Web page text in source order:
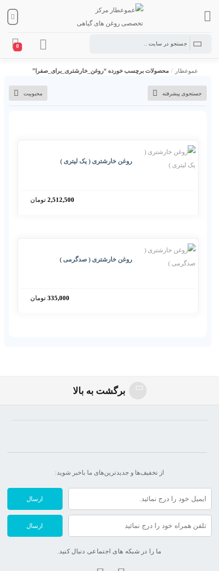
0
جستجوی پیشرفته محبوبیت
عموعطار / محصولات برچسب خورده “روغن_خارشتری_برای_صفرا”
روغن خارشتری ( یک لیتری )
2,512,500 تومان
روغن خارشتری ( صدگرمی )
335,000 تومان
برگشت به بالا
از تخفیف‌ها و جدیدترین‌های ما‌ باخبر شوید:
ارسال
ارسال
ما را در شبکه های اجتماعی دنبال کنید.